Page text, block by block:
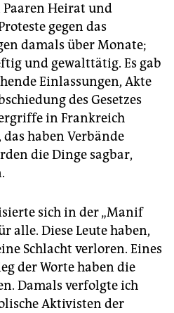
Heirat und
gegen das
damals über Monate;
und gewalttätig. Es gab
Einlassungen, Akte
des Gesetzes
in Frankreich
haben Verbände
die Dinge sagbar,
sich in der „Manif
alle. Diese Leute haben,
Schlacht verloren. Eines
der Worte haben die
Damals verfolgte ich
Aktivisten der